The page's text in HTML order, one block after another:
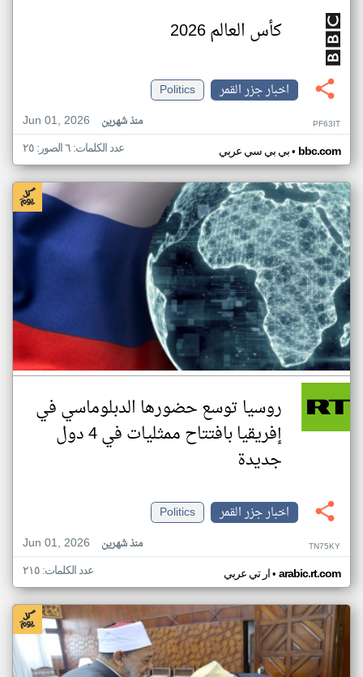
كأس العالم 2026
اخبار جزر القمر
Politics
Jun 01, 2026
منذ شهرين PF63IT
بي بي سي عربي• bbc.com عدد الكلمات: ٦ الصور: ٢٥
روسيا توسع حضورها الدبلوماسي في
إفريقيا بافتتاح ممثليات في 4 دول
جديدة
اخبار جزر القمر
Politics
Jun 01, 2026
منذ شهرين TN75KY
ار تي عربي• arabic.rt.com عدد الكلمات: ٢١٥